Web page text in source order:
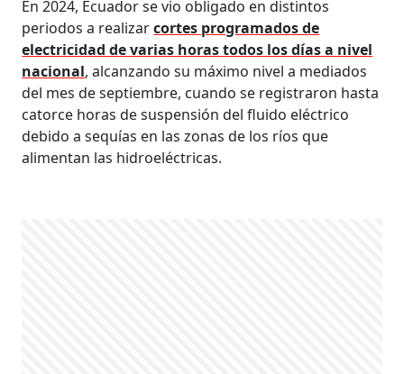
En 2024, Ecuador se vio obligado en distintos
periodos a realizarcortes programados de
electricidad de varias horas todos los días a nivel
nacional, alcanzando su máximo nivel a mediados
del mes de septiembre, cuando se registraron hasta
catorce horas de suspensión del fluido eléctrico
debido a sequías en las zonas de los ríos que
alimentan las hidroeléctricas.